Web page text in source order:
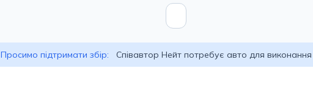
Просимо підтримати збір: Співавтор Нейт потребує авто для